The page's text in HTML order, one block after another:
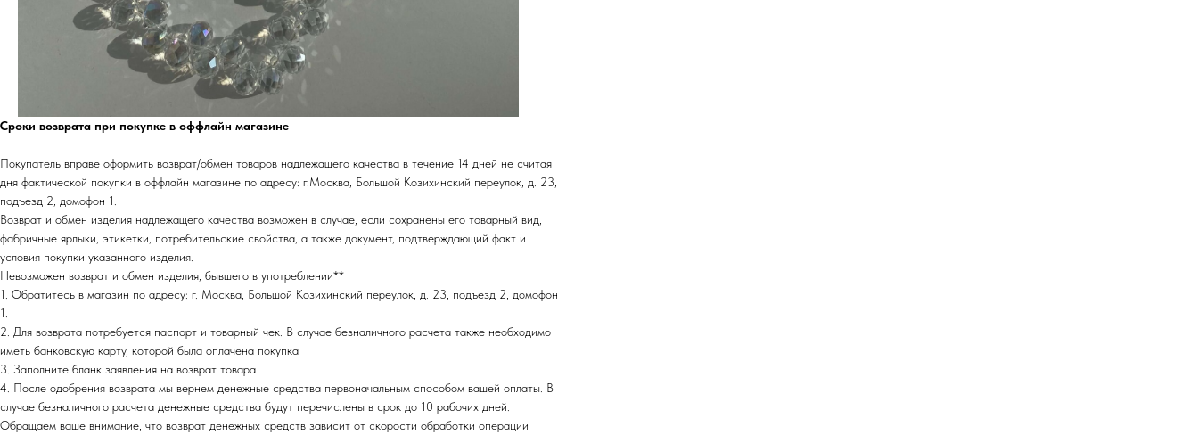
Сроки возврата при покупке в оффлайн магазине
Покупатель вправе оформить возврат/обмен товаров надлежащего качества в течение 14 дней не считая
дня фактической покупки в оффлайн магазине по адресу: г.Москва, Большой Козихинский переулок, д. 23,
подъезд 2, домофон 1.
Возврат и обмен изделия надлежащего качества возможен в случае, если сохранены его товарный вид,
фабричные ярлыки, этикетки, потребительские свойства, а также документ, подтверждающий факт и
условия покупки указанного изделия.
Невозможен возврат и обмен изделия, бывшего в употреблении**
1. Обратитесь в магазин по адресу: г. Москва, Большой Козихинский переулок, д. 23, подъезд 2, домофон
1.
2. Для возврата потребуется паспорт и товарный чек. В случае безналичного расчета также необходимо
иметь банковскую карту, которой была оплачена покупка
3. Заполните бланк заявления на возврат товара
4. После одобрения возврата мы вернем денежные средства первоначальным способом вашей оплаты. В
случае безналичного расчета денежные средства будут перечислены в срок до 10 рабочих дней.
Обращаем ваше внимание, что возврат денежных средств зависит от скорости обработки операции